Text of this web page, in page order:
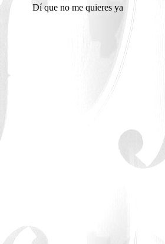
Dí que no me quieres ya